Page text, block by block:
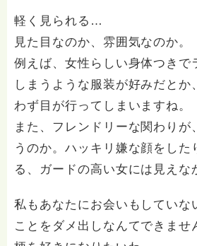
軽く見られる…
見た目なのか、雰囲気なのか。
例えば、女性らしい身体つきで
しまうような服装が好みだとか
わず目が行ってしまいますね。
また、フレンドリーな関わりが
うのか。ハッキリ嫌な顔をした
る、ガードの高い女には見えな
私もあなたにお会いもしていな
ことをダメ出しなんてできませ